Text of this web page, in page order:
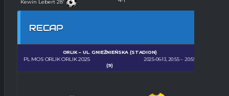
Kewin Lebert28'
RECAP
PL MOS ORLIK ORLIK 2025
ORLIK – UL. GNIEŹNIEŃSKA (STADION)
2025-06-13, 20:55
20:55
(9)